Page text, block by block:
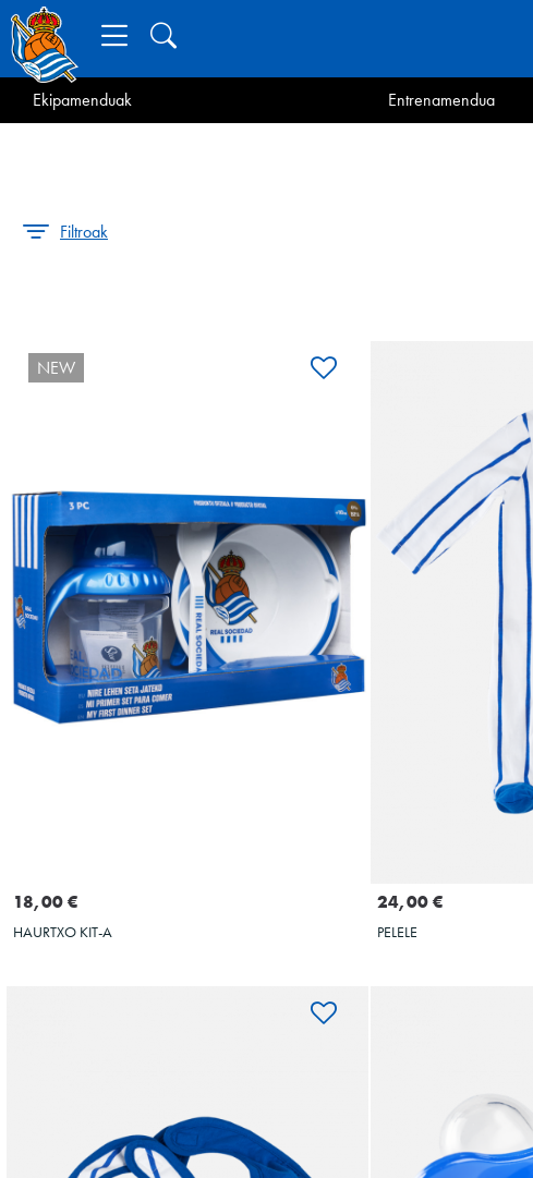
Ekipamenduak Entrenamendua
Filtroak
NEW
18,00 €
HAURTXO KIT-A
1M
24,00 €
PELELE